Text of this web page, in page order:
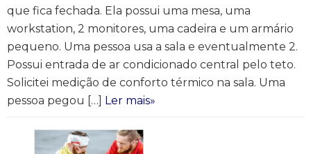
que fica fechada. Ela possui uma mesa, uma
workstation, 2 monitores, uma cadeira e um armário
pequeno. Uma pessoa usa a sala e eventualmente 2.
Possui entrada de ar condicionado central pelo teto.
Solicitei medição de conforto térmico na sala. Uma
pessoa pegou […] Ler mais»